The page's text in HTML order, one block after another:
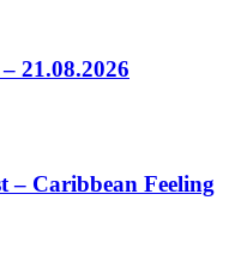
21.08.2026
– Caribbean Feeling